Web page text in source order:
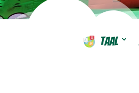
Taal